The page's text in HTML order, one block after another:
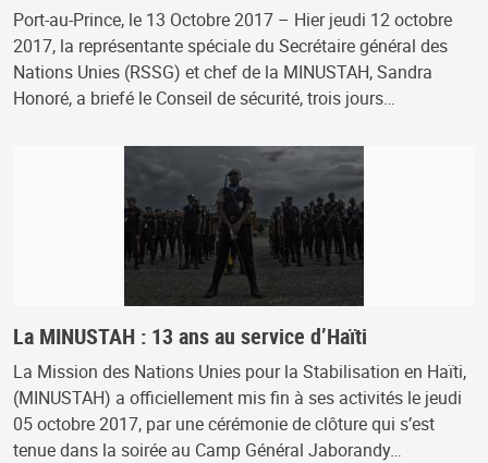
Port-au-Prince, le 13 Octobre 2017 – Hier jeudi 12 octobre
2017, la représentante spéciale du Secrétaire général des
Nations Unies (RSSG) et chef de la MINUSTAH, Sandra
Honoré, a briefé le Conseil de sécurité, trois jours…
La MINUSTAH : 13 ans au service d’Haïti
La Mission des Nations Unies pour la Stabilisation en Haïti,
(MINUSTAH) a officiellement mis fin à ses activités le jeudi
05 octobre 2017, par une cérémonie de clôture qui s’est
tenue dans la soirée au Camp Général Jaborandy…